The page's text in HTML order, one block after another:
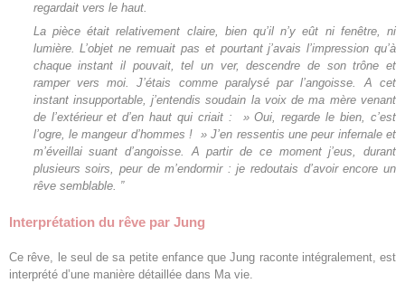
regardait vers le haut.
La pièce était relativement claire, bien qu’il n’y eût ni fenêtre, ni
lumière. L’objet ne remuait pas et pourtant j’avais l’impression qu’à
chaque instant il pouvait, tel un ver, descendre de son trône et
ramper vers moi. J’étais comme paralysé par l’angoisse. A cet
instant insupportable, j’entendis soudain la voix de ma mère venant
de l’extérieur et d’en haut qui criait : » Oui, regarde le bien, c’est
l’ogre, le mangeur d’hommes ! » J’en ressentis une peur infernale et
m’éveillai suant d’angoisse. A partir de ce moment j’eus, durant
plusieurs soirs, peur de m’endormir : je redoutais d’avoir encore un
rêve semblable. ”
Interprétation du rêve par Jung
Ce rêve, le seul de sa petite enfance que Jung raconte intégralement, est
interprété d’une manière détaillée dans Ma vie.